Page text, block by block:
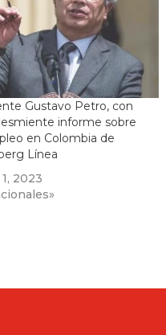
Gustavo Petro, con
informe sobre
en Colombia de
Línea
2023